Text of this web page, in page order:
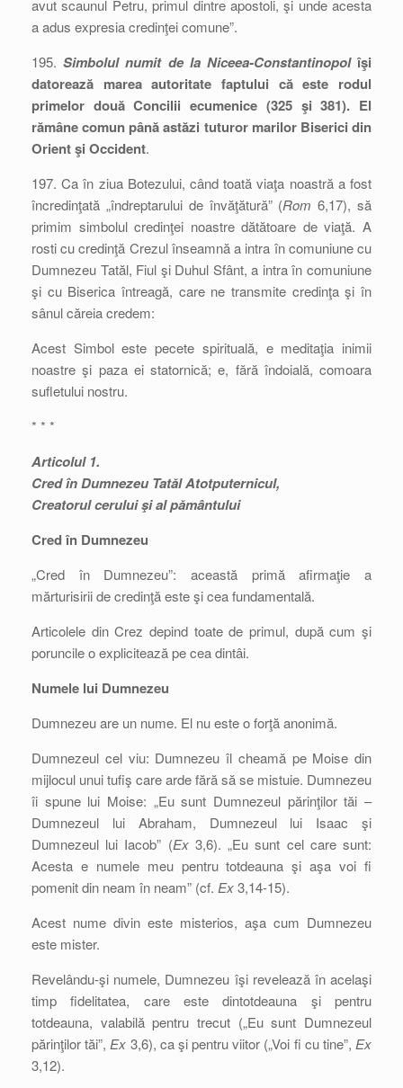
avut scaunul Petru, primul dintre apostoli, şi unde acesta
a adus expresia credinţei comune”.
195.Simbolul numit de la Niceea-Constantinopolîşi
datorează marea autoritate faptului că este rodul
primelor două Concilii ecumenice (325 şi 381). El
rămâne comun până astăzi tuturor marilor Biserici din
Orient şi Occident.
197. Ca în ziua Botezului, când toată viaţa noastră a fost
încredinţată „îndreptarului de învăţătură” (Rom 6,17), să
primim simbolul credinţei noastre dătătoare de viaţă. A
rosti cu credinţă Crezul înseamnă a intra în comuniune cu
Dumnezeu Tatăl, Fiul şi Duhul Sfânt, a intra în comuniune
şi cu Biserica întreagă, care ne transmite credinţa şi în
sânul căreia credem:
Acest Simbol este pecete spirituală, e meditaţia inimii
noastre şi paza ei statornică; e, fără îndoială, comoara
sufletului nostru.
* * *
Articolul 1.
Cred în Dumnezeu Tatăl Atotputernicul,
Creatorul cerului şi al pământului
Cred în Dumnezeu
„Cred în Dumnezeu”: această primă afirmaţie a
mărturisirii de credinţă este şi cea fundamentală.
Articolele din Crez depind toate de primul, după cum şi
poruncile o explicitează pe cea dintâi.
Numele lui Dumnezeu
Dumnezeu are un nume. El nu este o forţă anonimă.
Dumnezeul cel viu: Dumnezeu îl cheamă pe Moise din
mijlocul unui tufiş care arde fără să se mistuie. Dumnezeu
îi spune lui Moise: „Eu sunt Dumnezeul părinţilor tăi –
Dumnezeul lui Abraham, Dumnezeul lui Isaac şi
Dumnezeul lui Iacob” (Ex3,6). „Eu sunt cel care sunt:
Acesta e numele meu pentru totdeauna şi aşa voi fi
pomenit din neam în neam” (cf. Ex3,14-15).
Acest nume divin este misterios, aşa cum Dumnezeu
este mister.
Revelându-şi numele, Dumnezeu îşi revelează în acelaşi
timp fidelitatea, care este dintotdeauna şi pentru
totdeauna, valabilă pentru trecut („Eu sunt Dumnezeul
părinţilor tăi”, Ex 3,6), ca şi pentru viitor („Voi fi cu tine”, Ex
3,12).